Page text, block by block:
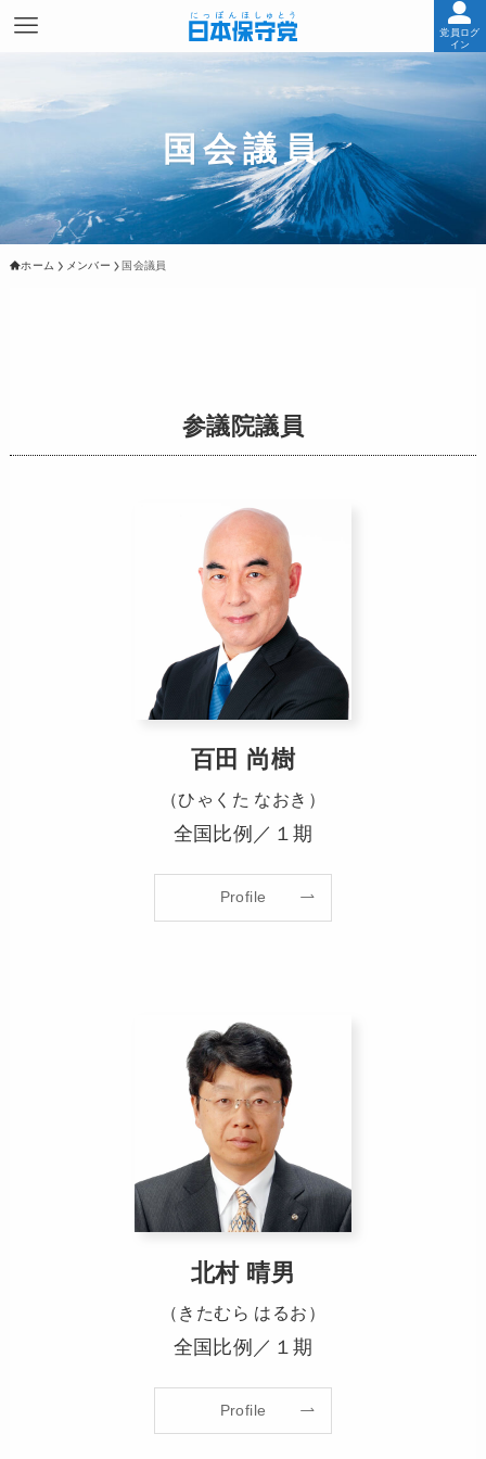
党員ログ
イン
国会議員
ホーム メンバー 国会議員
参議院議員
百田 尚樹
（ひゃくた なおき）
全国比例／１期
Profile
北村 晴男
（きたむら はるお）
全国比例／１期
Profile